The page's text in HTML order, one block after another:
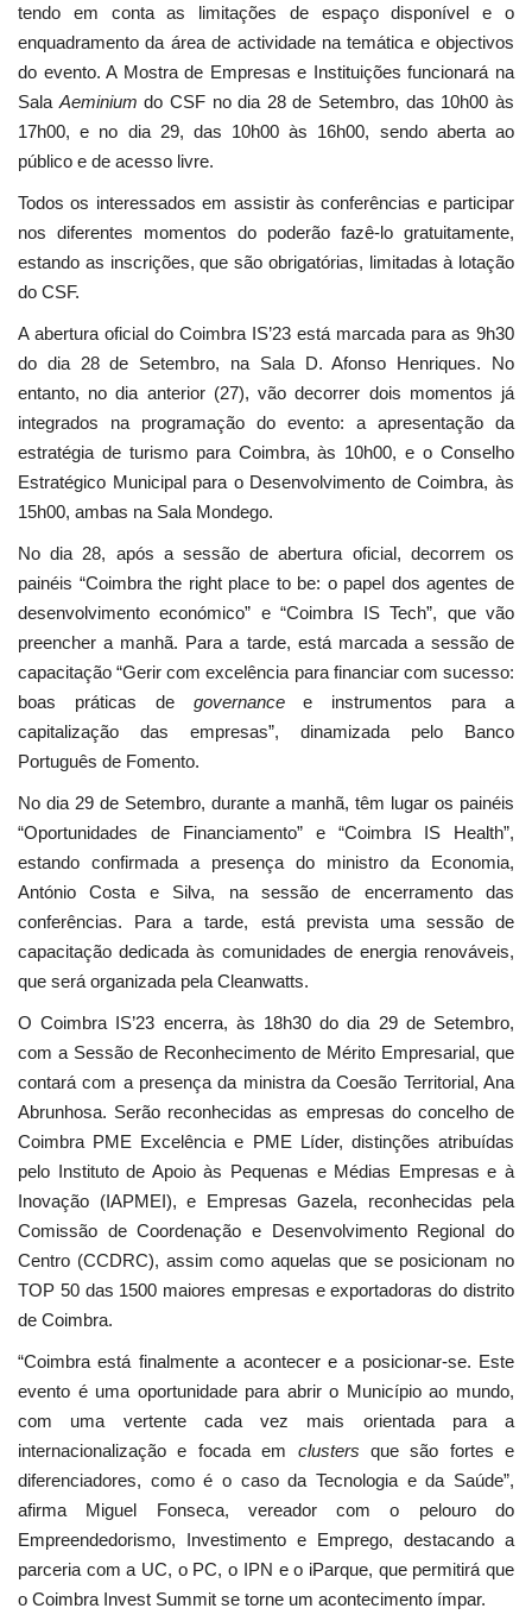
tendo em conta as limitações de espaço disponível e o
enquadramento da área de actividade na temática e objectivos
do evento. A Mostra de Empresas e Instituições funcionará na
Sala Aeminiumdo CSF no dia 28 de Setembro, das 10h00 às
17h00, e no dia 29, das 10h00 às 16h00, sendo aberta ao
público e de acesso livre.
Todos os interessados em assistir às conferências e participar
nos diferentes momentos do poderão fazê-lo gratuitamente,
estando as inscrições, que são obrigatórias, limitadas à lotação
do CSF.
A abertura oficial do Coimbra IS’23 está marcada para as 9h30
do dia 28 de Setembro, na Sala D. Afonso Henriques. No
entanto, no dia anterior (27), vão decorrer dois momentos já
integrados na programação do evento: a apresentação da
estratégia de turismo para Coimbra, às 10h00, e o Conselho
Estratégico Municipal para o Desenvolvimento de Coimbra, às
15h00, ambas na Sala Mondego.
No dia 28, após a sessão de abertura oficial, decorrem os
painéis “Coimbra the right place to be: o papel dos agentes de
desenvolvimento económico” e “Coimbra IS Tech”, que vão
preencher a manhã. Para a tarde, está marcada a sessão de
capacitação “Gerir com excelência para financiar com sucesso:
boas práticas de governancee instrumentos para a
capitalização das empresas”, dinamizada pelo Banco
Português de Fomento.
No dia 29 de Setembro, durante a manhã, têm lugar os painéis
“Oportunidades de Financiamento” e “Coimbra IS Health”,
estando confirmada a presença do ministro da Economia,
António Costa e Silva, na sessão de encerramento das
conferências. Para a tarde, está prevista uma sessão de
capacitação dedicada às comunidades de energia renováveis,
que será organizada pela Cleanwatts.
O Coimbra IS’23 encerra, às 18h30 do dia 29 de Setembro,
com a Sessão de Reconhecimento de Mérito Empresarial, que
contará com a presença da ministra da Coesão Territorial, Ana
Abrunhosa. Serão reconhecidas as empresas do concelho de
Coimbra PME Excelência e PME Líder, distinções atribuídas
pelo Instituto de Apoio às Pequenas e Médias Empresas e à
Inovação (IAPMEI), e Empresas Gazela, reconhecidas pela
Comissão de Coordenação e Desenvolvimento Regional do
Centro (CCDRC), assim como aquelas que se posicionam no
TOP 50 das 1500 maiores empresas e exportadoras do distrito
de Coimbra.
“Coimbra está finalmente a acontecer e a posicionar-se. Este
evento é uma oportunidade para abrir o Município ao mundo,
com uma vertente cada vez mais orientada para a
internacionalização e focada em clusters que são fortes e
diferenciadores, como é o caso da Tecnologia e da Saúde”,
afirma Miguel Fonseca, vereador com o pelouro do
Empreendedorismo, Investimento e Emprego, destacando a
parceria com a UC, o PC, o IPN e o iParque, que permitirá que
o Coimbra Invest Summit se torne um acontecimento ímpar.